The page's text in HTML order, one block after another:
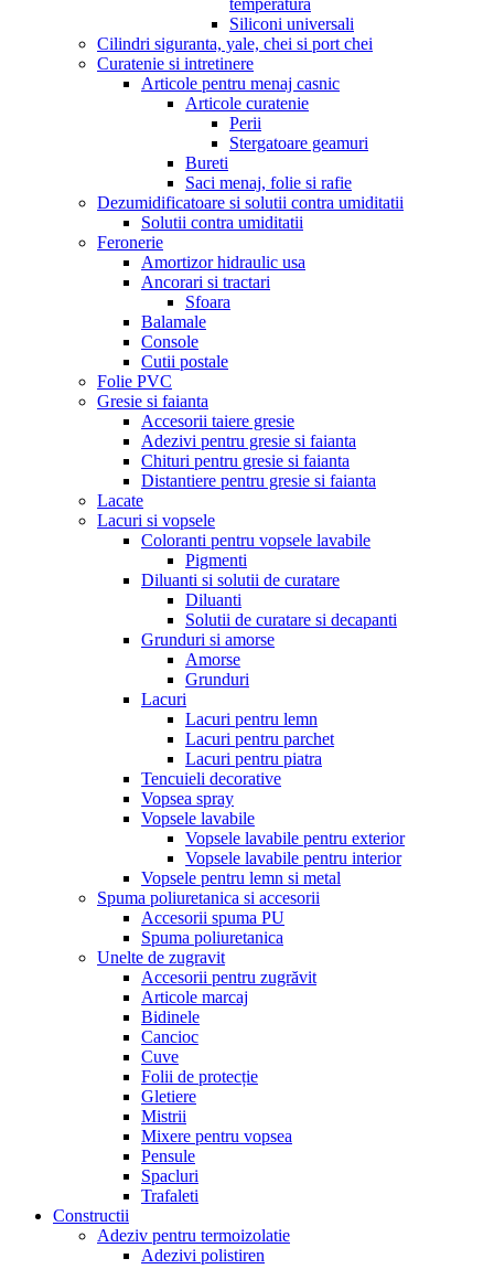
temperatura
Siliconi universali
Cilindri siguranta, yale, chei si port chei
Curatenie si intretinere
Articole pentru menaj casnic
Articole curatenie
Perii
Stergatoare geamuri
Bureti
Saci menaj, folie si rafie
Dezumidificatoare si solutii contra umiditatii
Solutii contra umiditatii
Feronerie
Amortizor hidraulic usa
Ancorari si tractari
Sfoara
Balamale
Console
Cutii postale
Folie PVC
Gresie si faianta
Accesorii taiere gresie
Adezivi pentru gresie si faianta
Chituri pentru gresie si faianta
Distantiere pentru gresie si faianta
Lacate
Lacuri si vopsele
Coloranti pentru vopsele lavabile
Pigmenti
Diluanti si solutii de curatare
Diluanti
Solutii de curatare si decapanti
Grunduri si amorse
Amorse
Grunduri
Lacuri
Lacuri pentru lemn
Lacuri pentru parchet
Lacuri pentru piatra
Tencuieli decorative
Vopsea spray
Vopsele lavabile
Vopsele lavabile pentru exterior
Vopsele lavabile pentru interior
Vopsele pentru lemn si metal
Spuma poliuretanica si accesorii
Accesorii spuma PU
Spuma poliuretanica
Unelte de zugravit
Accesorii pentru zugrăvit
Articole marcaj
Bidinele
Cancioc
Cuve
Folii de protecție
Gletiere
Mistrii
Mixere pentru vopsea
Pensule
Spacluri
Trafaleti
Constructii
Adeziv pentru termoizolatie
Adezivi polistiren